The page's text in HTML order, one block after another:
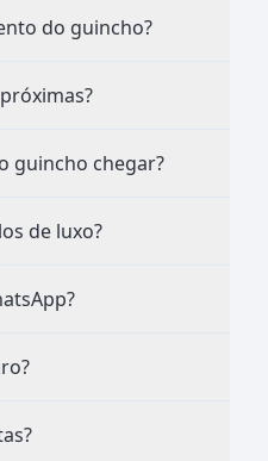
do guincho?
guincho chegar?
de luxo?